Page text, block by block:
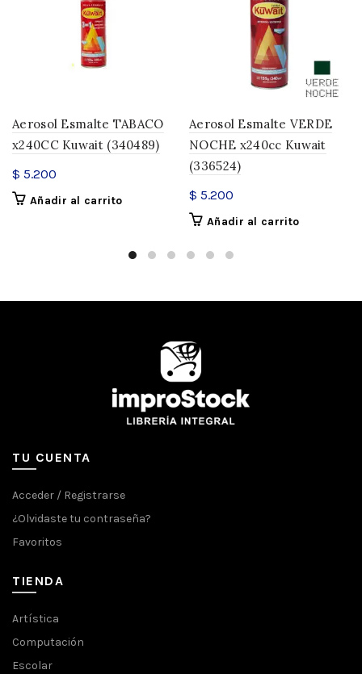
Aerosol Esmalte TABACO
x240CC Kuwait (340489)
$ 5.200
Añadir al carrito
Aerosol Esmalte VERDE
NOCHE x240cc Kuwait
(336524)
$ 5.200
Añadir al carrito
TU CUENTA
Acceder / Registrarse
¿Olvidaste tu contraseña?
Favoritos
TIENDA
Artística
Computación
Escolar